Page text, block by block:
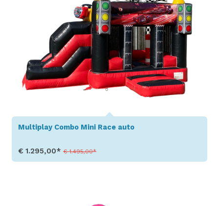
Multiplay Combo Mini Race auto
€ 1.295,00*€ 1.495,00*